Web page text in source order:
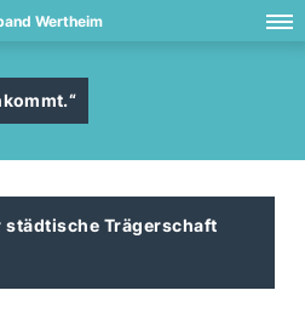
Wertheim
städtische Trägerschaft